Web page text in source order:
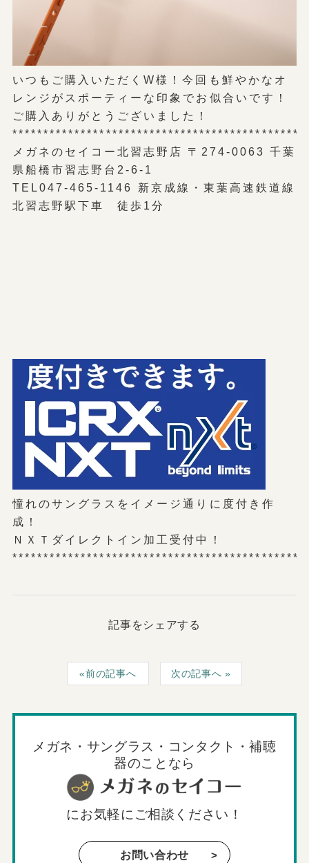
いつもご購入いただくW様！今回も鮮やかなオ
レンジがスポーティーな印象でお似合いです！
ご購入ありがとうございました！
メガネのセイコー北習志野店 〒274-0063 千葉
県船橋市習志野台2-6-1
TEL047-465-1146 新京成線・東葉高速鉄道線
北習志野駅下車 徒歩1分
憧れのサングラスをイメージ通りに度付き作
成！
ＮＸＴダイレクトイン加工受付中！
記事をシェアする
前の記事へ 次の記事へ
メガネ・サングラス・コンタクト・補聴
器のことなら
にお気軽にご相談ください！
お問い合わせ